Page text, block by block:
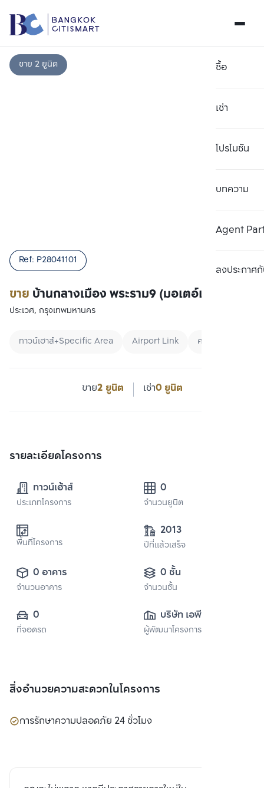
ซื้อ
เช่า
โปรโมชัน
บทความ
Agent
ลงประกาศกั
ขาย 2 ยูนิต
ขาย บ้านกลางเมือง พระราม9 (มอเตอ์เวย์)
Ref: P28041101
ประเวศ, กรุงเทพมหานคร
ทาวน์เฮาส์+Specific Area Airport Link คอนโดกรุงเทพ
ขาย2 ยูนิต เช่า0 ยูนิต
รายละเอียดโครงการ
ทาวน์เฮ้าส์
ประเภทโครงการ
0
จำนวนยูนิต
พื้นที่โครงการ
2013
ปีที่แล้วเสร็จ
0 อาคาร
จำนวนอาคาร
0 ชั้น
จำนวนชั้น
0
ที่จอดรถ
บริษัท เอพี (ไทย
แลนด์)
ผู้พัฒนาโครงการ
สิ่งอำนวยความสะดวกในโครงการ
การรักษาความปลอดภัย 24 ชั่วโมง